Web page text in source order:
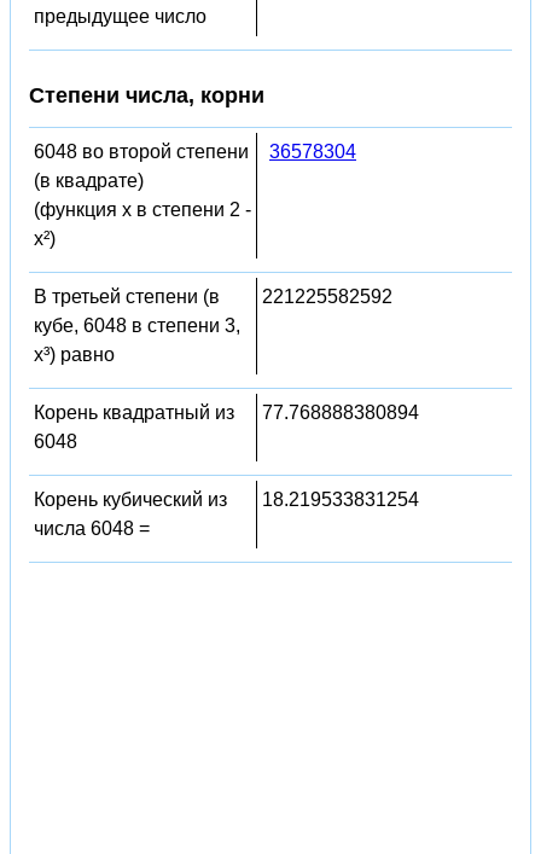
предыдущее число
Степени числа, корни
6048 во второй степени
(в квадрате)
(функция x в степени 2 -
x²)
36578304
В третьей степени (в
кубе, 6048 в степени 3,
x³) равно
221225582592
Корень квадратный из
6048
77.768888380894
Корень кубический из
числа 6048 =
18.219533831254